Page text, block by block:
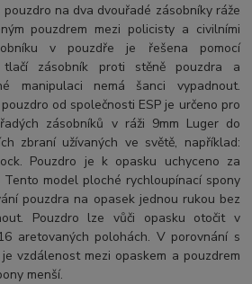
na dva dvouřadé zásobníky ráže
pouzdrem mezi policisty a civilními
v pouzdře je řešena pomocí
zásobník proti stěně pouzdra a
manipulaci nemá šanci vypadnout.
od společnosti ESP je určeno pro
zásobníků v ráži 9mm Luger do
zbraní užívaných ve světě, například:
Pouzdro je k opasku uchyceno za
Tento model ploché rychloupínací spony
pouzdra na opasek jednou rukou bez
Pouzdro lze vůči opasku otočit v
aretovaných polohách. V porovnání s
je vzdálenost mezi opaskem a pouzdrem
menší.